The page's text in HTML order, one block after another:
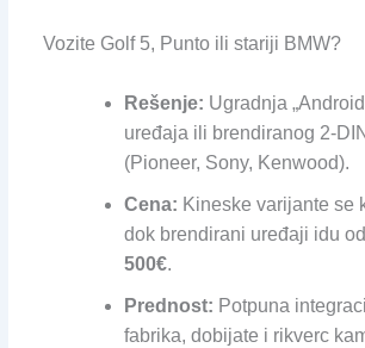
Vozite Golf 5, Punto ili stariji BMW?
Rešenje: Ugradnja
uređaja ili brendiranog 2-
(Pioneer, Sony, Kenwood).
Cena: Kineske varijante se
dok brendirani uređaji idu od
500€.
Prednost: Potpuna
fabrika, dobijate i rikverc